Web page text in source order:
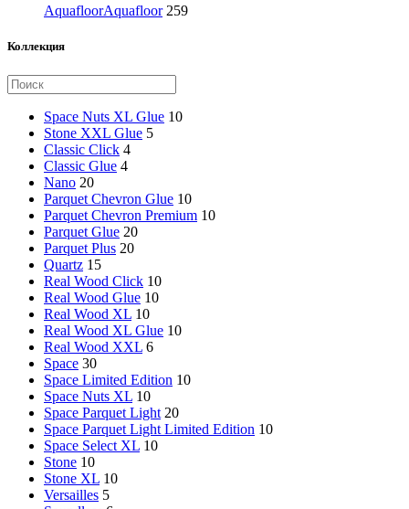
AquafloorAquafloor 259
Коллекция
Space Nuts XL Glue 10
Stone XXL Glue 5
Classic Click 4
Classic Glue 4
Nano 20
Parquet Chevron Glue 10
Parquet Chevron Premium 10
Parquet Glue 20
Parquet Plus 20
Quartz 15
Real Wood Click 10
Real Wood Glue 10
Real Wood XL 10
Real Wood XL Glue 10
Real Wood XXL 6
Space 30
Space Limited Edition 10
Space Nuts XL 10
Space Parquet Light 20
Space Parquet Light Limited Edition 10
Space Select XL 10
Stone 10
Stone XL 10
Versailles 5